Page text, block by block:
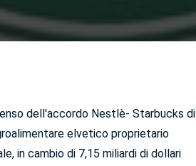
dell'accordo Nestlè- Starbucks di
elvetico proprietario
in cambio di 7,15 miliardi di dollari